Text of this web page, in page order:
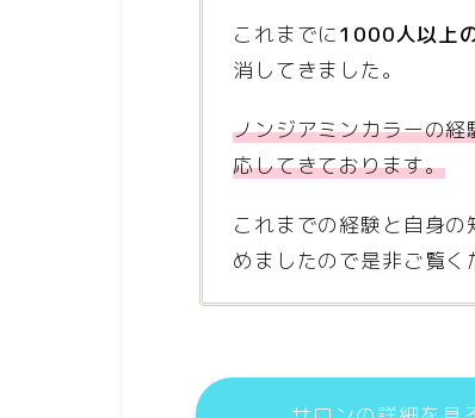
これまでに1000人以上
消してきました。
ノンジアミンカラーの
応してきております。
これまでの経験と自身
めましたので是非ご覧く